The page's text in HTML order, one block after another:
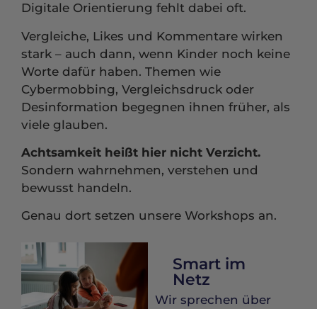
Digitale Orientierung fehlt dabei oft.
Vergleiche, Likes und Kommentare wirken
stark – auch dann, wenn Kinder noch keine
Worte dafür haben. Themen wie
Cybermobbing, Vergleichsdruck oder
Desinformation begegnen ihnen früher, als
viele glauben.
Achtsamkeit heißt hier nicht Verzicht.
Sondern wahrnehmen, verstehen und
bewusst handeln.
Genau dort setzen unsere Workshops an.
Smart im
Netz
Wir sprechen über